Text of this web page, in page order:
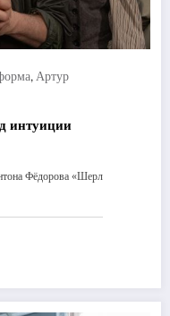
, Артур
интуиции
Фёдорова «Шерл